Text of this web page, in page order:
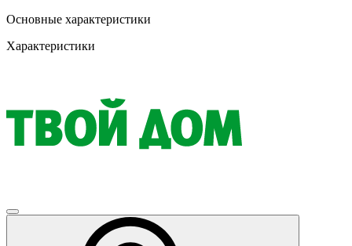
Основные характеристики
Характеристики